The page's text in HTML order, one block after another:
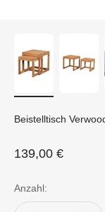
Beistelltisch
Angebot
139,00 €
Anzahl: